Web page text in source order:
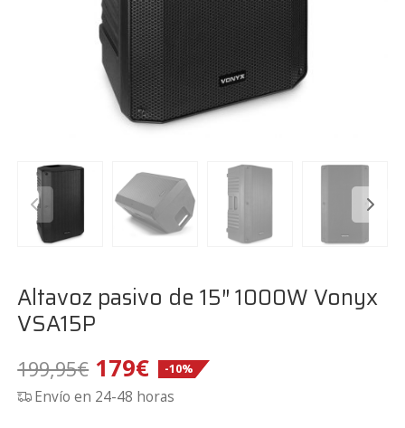
Altavoz pasivo de 15″ 1000W Vonyx
VSA15P
199,95€ El
precio
179€El
precio
-10%
Envío en 24-48 horas